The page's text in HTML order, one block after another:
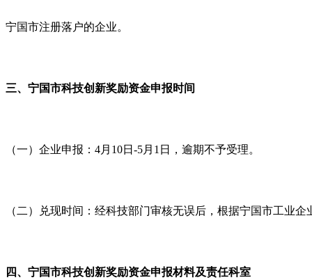
宁国市注册落户的企业。
三、宁国市科技创新奖励资金申报时间
（一）企业申报：4月10日-5月1日，逾期不予受理。
（二）兑现时间：经科技部门审核无误后，根据宁国市工业
四、宁国市科技创新奖励资金申报材料及责任科室